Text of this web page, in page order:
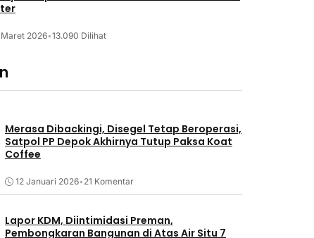
Maret 2026•13.090 Dilihat
Merasa Dibackingi, Disegel Tetap Beroperasi,
Satpol PP Depok Akhirnya Tutup Paksa Koat
Coffee
12 Januari 2026• 21 Komentar
Lapor KDM, Diintimidasi Preman,
Pembongkaran Bangunan di Atas Air Situ 7